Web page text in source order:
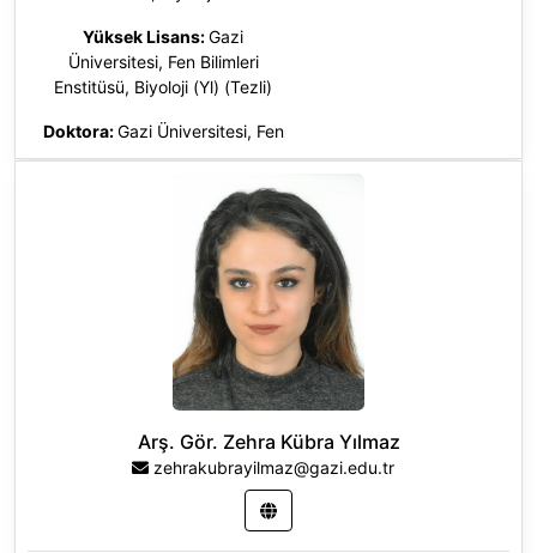
Yüksek Lisans:Gazi
Üniversitesi, Fen Bilimleri
Enstitüsü, Biyoloji (Yl) (Tezli)
Doktora:Gazi Üniversitesi, Fen
Bilimleri Enstitüsü, Biyoloji (Dr)
Arş. Gör. Zehra Kübra Yılmaz
zehrakubrayilmaz@gazi.edu.tr